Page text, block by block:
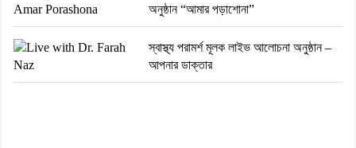
অনুষ্ঠান “আমার পড়াশোনা”
স্বাস্থ্য পরামর্শ মূলক লাইভ আলোচনা অনুষ্ঠান –
আপনার ডাক্তার